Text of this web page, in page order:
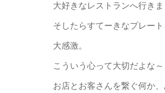
大好きなレストランへ行きま
そしたらすてーきなプレート
大感激。
こういう心って大切だよな～
お店とお客さんを繋ぐ何か、